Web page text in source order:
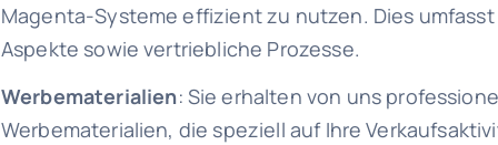
Magenta-Systeme effizient zu nutzen. Dies
Aspekte sowie vertriebliche Prozesse.
Werbematerialien: Sie erhalten von uns
Werbematerialien, die speziell auf Ihre